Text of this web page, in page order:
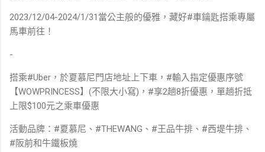
2023/12/04-2024/1/31當公主般的優雅，藏好#車鑰匙搭乘專屬
馬車前往！
-
搭乘#Uber，於夏慕尼門店地址上下車，#輸入指定優惠序號
【WOWPRINCESS】(不限大小寫)，#享2趟8折優惠，單趟折抵
上限$100元之乘車優惠
活動品牌：#夏慕尼、#THEWANG、#王品牛排、#西堤牛排、
#阪前和牛鐵板燒